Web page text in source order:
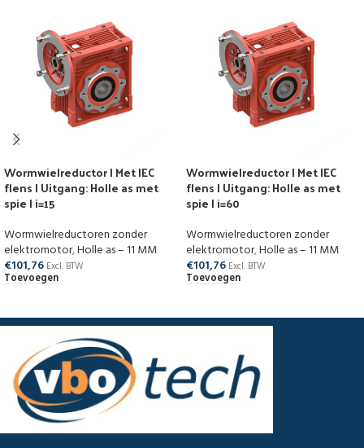
Wormwielreductor | Met IEC
flens | Uitgang: Holle as met
spie | i=15
Wormwielreductoren zonder
elektromotor,Holle as – 11 MM
€101,76 Excl. BTW
Toevoegen
Wormwielreductor | Met IEC
flens | Uitgang: Holle as met
spie | i=60
Wormwielreductoren zonder
elektromotor,Holle as – 11 MM
€101,76 Excl. BTW
Toevoegen